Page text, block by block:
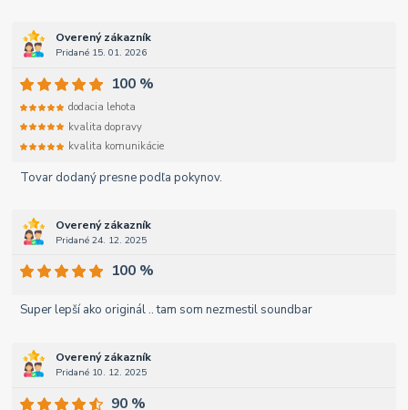
Overený zákazník
Pridané 15. 01. 2026
Tovar dodaný presne podľa pokynov.
100 %
dodacia lehota
kvalita dopravy
kvalita komunikácie
Overený zákazník
Pridané 24. 12. 2025
Super lepší ako originál .. tam som nezmestil soundbar
100 %
Overený zákazník
Pridané 10. 12. 2025
90 %